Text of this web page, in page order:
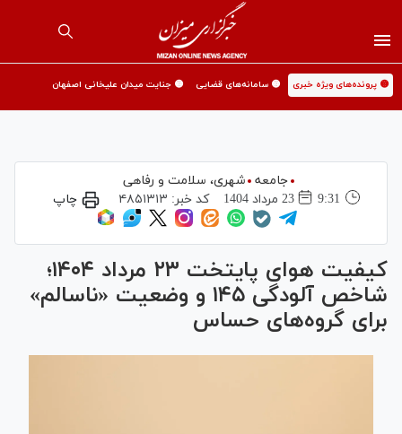
🟡 پرونده‌های ویژه خبری 🟡 سامانه‌های قضایی 🟡 جنایت میدان علیخانی اصفهان
جامعه
شهری،‌ سلامت و رفاهی
9:31
23 مرداد 1404 کد خبر: ۴۸۵۱۳۱۳ چاپ
کیفیت هوای پایتخت ۲۳ مرداد ۱۴۰۴؛
شاخص آلودگی ۱۴۵ و وضعیت «ناسالم»
برای گروه‌های حساس